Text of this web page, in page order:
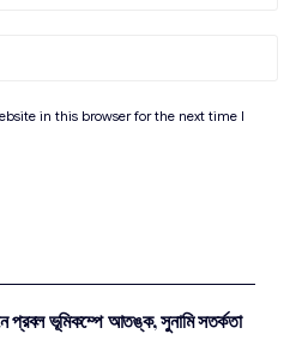
in this browser for the next time I
প্রবল ভূমিকম্পে আতঙ্ক, সুনামি সতর্কতা